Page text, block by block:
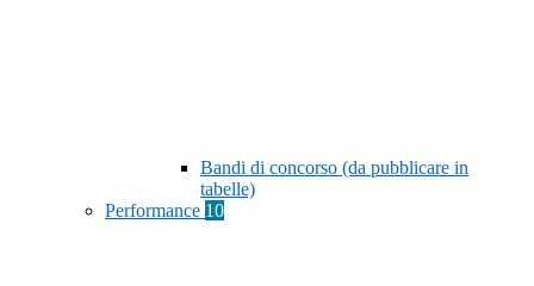
Bandi di concorso (da pubblicare in
tabelle)
Performance 10